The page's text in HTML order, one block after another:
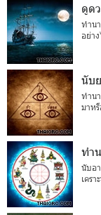
ดูด
ทำน
อย่าง
นับ
ทำน
มาห
ทำ
นับอ
เคร